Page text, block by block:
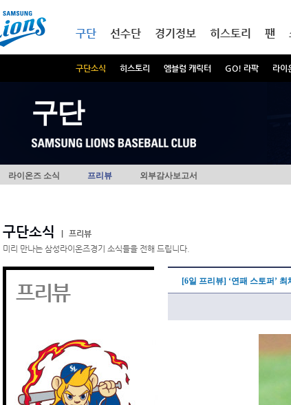
구단
구단소식 히스토리 엠블럼 캐릭터 GO! 라팍 라이
선수단 경기정보 히스토리 팬
구단
라이온즈 소식 프리뷰 외부감사보고서
구단소식
프리뷰
미리 만나는 삼성라이온즈경기 소식들을 전해 드립니다.
프리뷰 [6일 프리뷰] ‘연패 스토퍼’